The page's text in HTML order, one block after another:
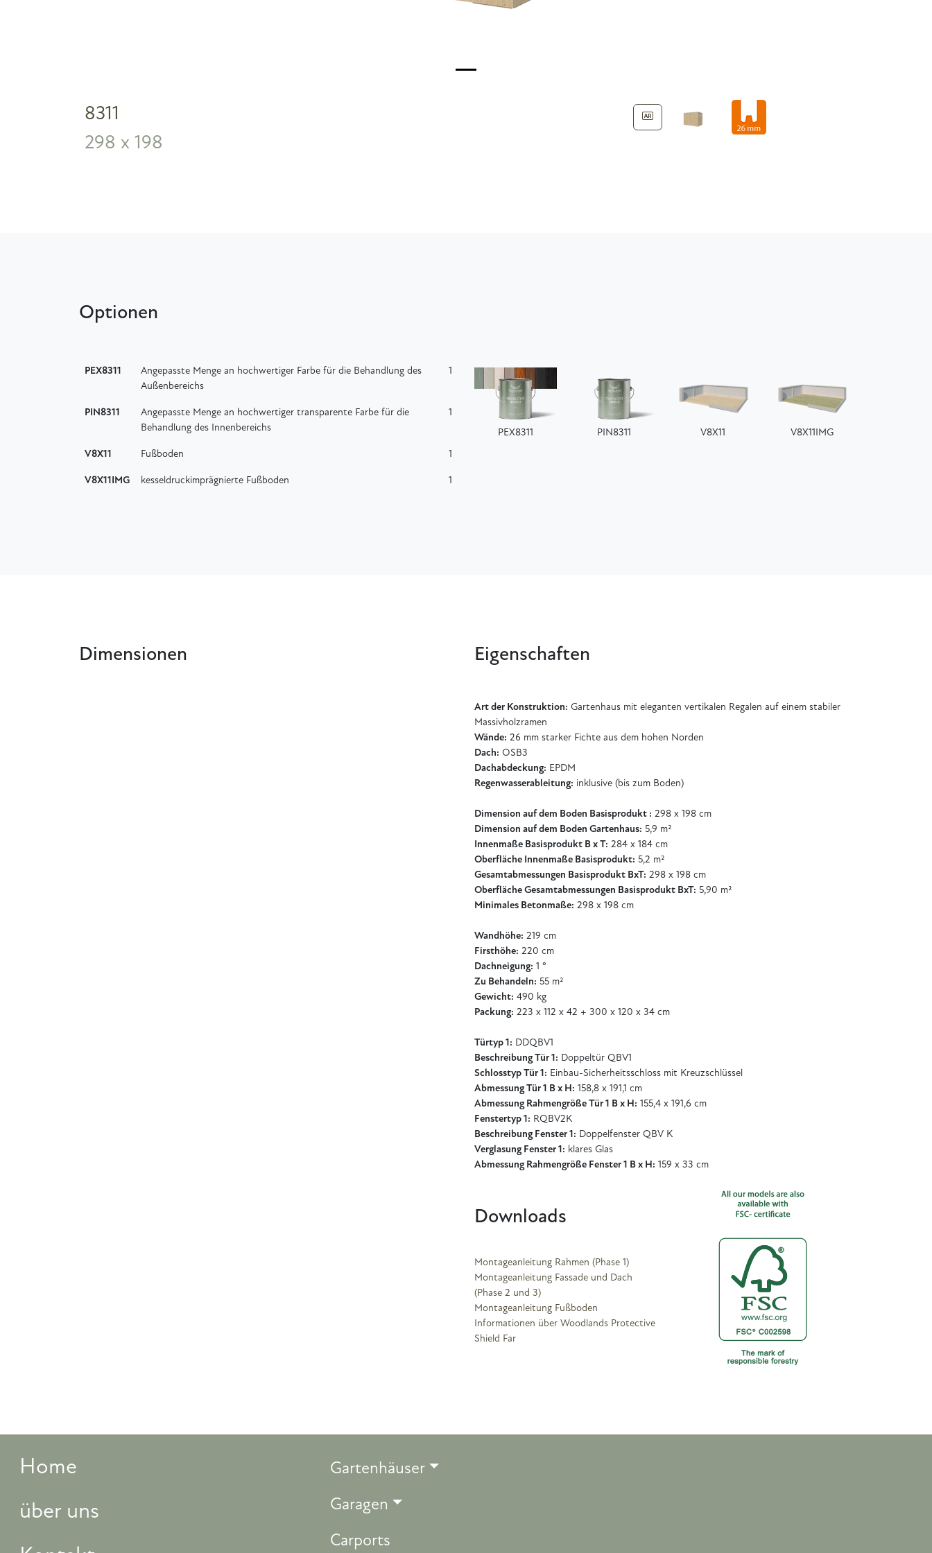
8311
298 x 198
Optionen
PEX8311
Angepasste Menge an hochwertiger Farbe für die Behandlung des
Außenbereichs
1
PIN8311
Angepasste Menge an hochwertiger transparente Farbe für die
Behandlung des Innenbereichs
1
V8X11 Fußboden 1
V8X11IMG kesseldruckimprägnierte Fußboden 1
PEX8311 PIN8311 V8X11 V8X11IMG
Dimensionen Eigenschaften
Art der Konstruktion: Gartenhaus mit eleganten vertikalen Regalen auf einem stabiler
Massivholzramen
Wände: 26 mm starker Fichte aus dem hohen Norden
Dach: OSB3
Dachabdeckung: EPDM
Regenwasserableitung: inklusive (bis zum Boden)
Dimension auf dem Boden Basisprodukt : 298 x 198 cm
Dimension auf dem Boden Gartenhaus: 5,9 m²
Innenmaße Basisprodukt B x T: 284 x 184 cm
Oberfläche Innenmaße Basisprodukt: 5,2 m²
Gesamtabmessungen Basisprodukt BxT: 298 x 198 cm
Oberfläche Gesamtabmessungen Basisprodukt BxT: 5,90 m²
Minimales Betonmaße: 298 x 198 cm
Wandhöhe: 219 cm
Firsthöhe: 220 cm
Dachneigung: 1 °
Zu Behandeln: 55 m²
Gewicht: 490 kg
Packung: 223 x 112 x 42 + 300 x 120 x 34 cm
Türtyp 1: DDQBV1
Beschreibung Tür 1: Doppeltür QBV1
Schlosstyp Tür 1: Einbau-Sicherheitsschloss mit Kreuzschlüssel
Abmessung Tür 1 B x H: 158,8 x 191,1 cm
Abmessung Rahmengröße Tür 1 B x H: 155,4 x 191,6 cm
Fenstertyp 1: RQBV2K
Beschreibung Fenster 1: Doppelfenster QBV K
Verglasung Fenster 1: klares Glas
Abmessung Rahmengröße Fenster 1 B x H: 159 x 33 cm
Downloads
Montageanleitung Rahmen (Phase 1)
Montageanleitung Fassade und Dach
(Phase 2 und 3)
Montageanleitung Fußboden
Informationen über Woodlands Protective
Shield Far
Home
über uns
Gartenhäuser
Garagen
Carports